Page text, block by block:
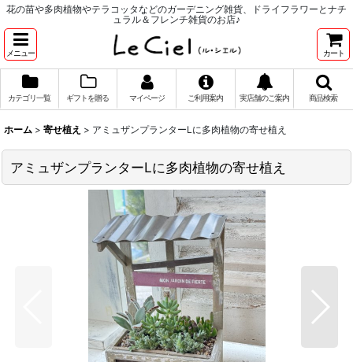
花の苗や多肉植物やテラコッタなどのガーデニング雑貨、ドライフラワーとナチ
ュラル＆フレンチ雑貨のお店♪
メニュー カート
カテゴリ一覧 ギフトを贈る マイページ ご利用案内 実店舗のご案内 商品検索
ホーム > 寄せ植え > アミュザンプランターLに多肉植物の寄せ植え
アミュザンプランターLに多肉植物の寄せ植え